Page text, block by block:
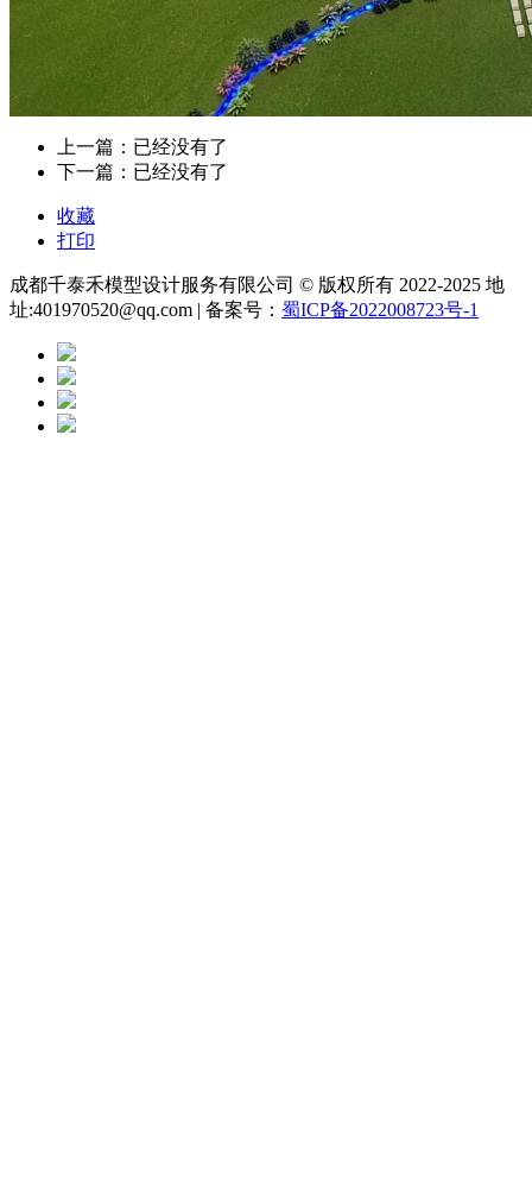
上一篇：已经没有了
下一篇：已经没有了
收藏
打印
成都千泰禾模型设计服务有限公司 © 版权所有 2022-2025 地
址:401970520@qq.com | 备案号： 蜀ICP备2022008723号-1